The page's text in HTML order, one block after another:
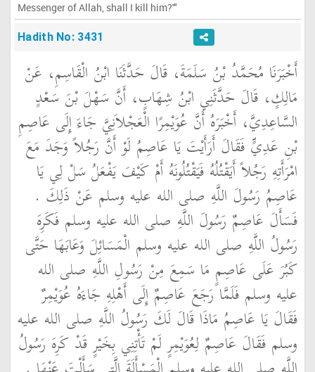
Messenger of Allah, shall I kill him?'"
Hadith No: 3431
أَخْبَرَنَا مُحَمَّدُ بْنُ سَلَمَةَ، قَالَ حَدَّثَنَا ابْنُ الْقَاسِمِ، عَنْ
مَالِكٍ، قَالَ حَدَّثَنِي ابْنُ شِهَابٍ، أَنَّ سَهْلَ بْنَ سَعْدٍ
السَّاعِدِيَّ، أَخْبَرَهُ أَنَّ عُوَيْمِرًا الْعَجْلاَنِيَّ جَاءَ إِلَى عَاصِمِ
بْنِ عَدِيٍّ فَقَالَ أَرَأَيْتَ يَا عَاصِمُ لَوْ أَنَّ رَجُلاً وَجَدَ مَعَ
امْرَأَتِهِ رَجُلاً أَيَقْتُلُهُ فَيَقْتُلُونَهُ أَمْ كَيْفَ يَفْعَلُ سَلْ لِي يَا
عَاصِمُ رَسُولَ اللَّهِ صلى الله عليه وسلم عَنْ ذَلِكَ ‏.‏
فَسَأَلَ عَاصِمٌ رَسُولَ اللَّهِ صلى الله عليه وسلم فَكَرِهَ
رَسُولُ اللَّهِ صلى الله عليه وسلم الْمَسَائِلَ وَعَابَهَا حَتَّى
كَبُرَ عَلَى عَاصِمٍ مَا سَمِعَ مِنْ رَسُولِ اللَّهِ صلى الله
عليه وسلم فَلَمَّا رَجَعَ عَاصِمٌ إِلَى أَهْلِهِ جَاءَهُ عُوَيْمِرٌ
فَقَالَ يَا عَاصِمُ مَاذَا قَالَ لَكَ رَسُولُ اللَّهِ صلى الله عليه
وسلم فَقَالَ عَاصِمٌ لِعُوَيْمِرٍ لَمْ تَأْتِنِي بِخَيْرٍ قَدْ كَرِهَ رَسُولُ